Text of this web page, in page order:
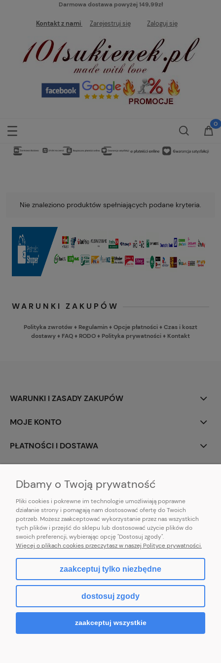
Darmowa dostawa powyżej 149,99zł
Kontakt z nami Zarejestruj się Zaloguj się
Nie znaleziono produktów spełniających podane kryteria.
WARUNKI ZAKUPÓW
Polityka zwrotów ♦ Regulamin♦Opcje płatności♦Czas i koszt
dostawy♦ FAQ♦ RODO♦ Polityka prywatności♦ Kontakt
WARUNKI I ZASADY ZAKUPÓW
MOJE KONTO
PŁATNOŚCI I DOSTAWA
E-mail:pl101sukienek@gmail.com
101sukienek.pl
ul. Piotrkowska 317/11, Łódź 93-035, woj. łódzkie
pokaż pełną wersję strony
Sklep internetowy Shoper.pl
Dbamy o Twoją prywatność
Pliki cookies i pokrewne im technologie umożliwiają poprawne
działanie strony i pomagają nam dostosować ofertę do Twoich
potrzeb. Możesz zaakceptować wykorzystanie przez nas wszystkich
tych plików i przejść do sklepu lub dostosować użycie plików do
swoich preferencji, wybierając opcję "Dostosuj zgody".
Więcej o plikach cookies przeczytasz w naszej Polityce prywatności.
zaakceptuj tylko niezbędne
dostosuj zgody
zaakceptuj wszystkie